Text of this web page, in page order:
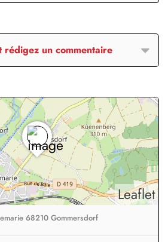
rédigez un commentaire
Leaflet
68210 Gommersdorf